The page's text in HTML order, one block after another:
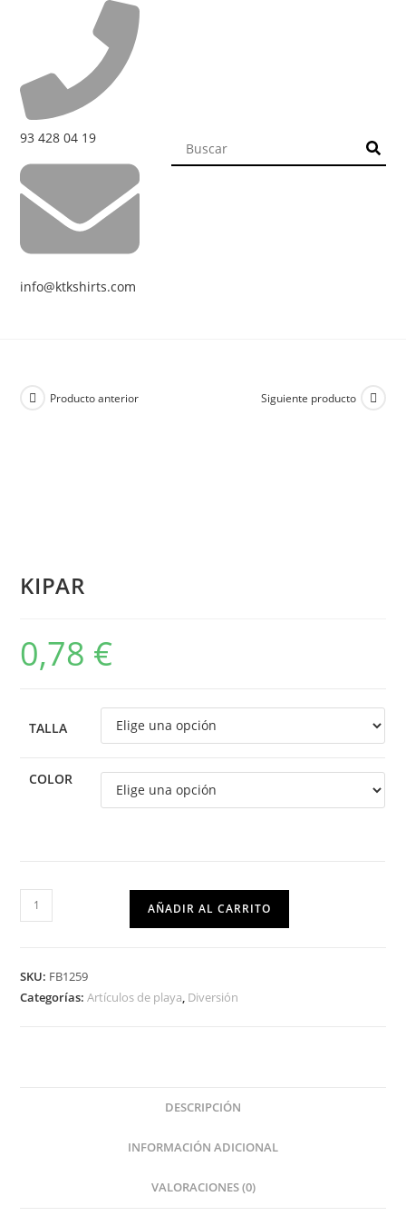
93 428 04 19
info@ktkshirts.com
Producto anterior Siguiente producto
KIPAR
0,78 €
TALLA
COLOR
AÑADIR AL CARRITO
SKU: FB1259
Categorías:Artículos de playa Diversión
DESCRIPCIÓN
INFORMACIÓN ADICIONAL
VALORACIONES (0)